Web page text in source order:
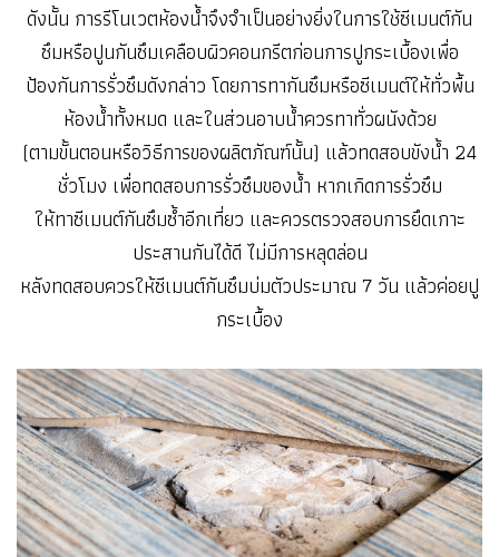
ดังนั้น การรีโนเวตห้องน้ำจึงจำเป็นอย่างยิ่งในการใช้ซีเมนต์กัน
ซึมหรือปูนกันซึมเคลือบผิวคอนกรีตก่อนการปูกระเบื้องเพื่อ
ป้องกันการรั่วซึมดังกล่าว โดยการทากันซึมหรือซีเมนต์ให้ทั่วพื้น
ห้องน้ำทั้งหมด และในส่วนอาบน้ำควรทาทั่วผนังด้วย
(ตามขั้นตอนหรือวิธีการของผลิตภัณฑ์นั้น) แล้วทดสอบขังน้ำ 24
ชั่วโมง เพื่อทดสอบการรั่วซึมของน้ำ หากเกิดการรั่วซึม
ให้ทาซีเมนต์กันซึมซ้ำอีกเที่ยว และควรตรวจสอบการยึดเกาะ
ประสานกันได้ดี ไม่มีการหลุดล่อน
หลังทดสอบควรให้ซีเมนต์กันซึมบ่มตัวประมาณ 7 วัน แล้วค่อยปู
กระเบื้อง